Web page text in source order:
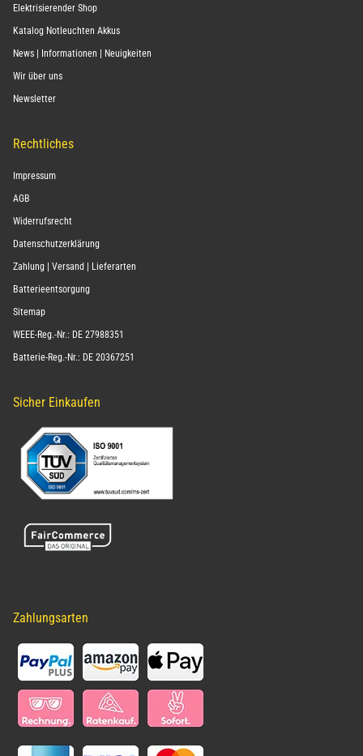
Elektrisierender Shop
Katalog Notleuchten Akkus
News | Informationen | Neuigkeiten
Wir über uns
Newsletter
Rechtliches
Impressum
AGB
Widerrufsrecht
Datenschutzerklärung
Zahlung | Versand | Lieferarten
Batterieentsorgung
Sitemap
WEEE-Reg.-Nr.: DE 27988351
Batterie-Reg.-Nr.: DE 20367251
Sicher Einkaufen
Zahlungsarten